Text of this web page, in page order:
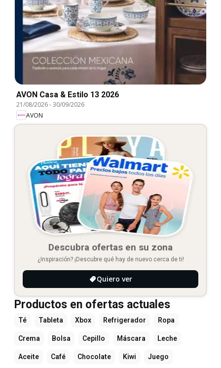
AVON Casa & Estilo 13 2026
21/08/2026-30/09/2026
AVON
Descubra ofertas en su zona
¿Inspiración? ¡Descubre qué hay de nuevo cerca de ti!
Quiero ver
Productos en ofertas actuales
Té Tableta Xbox Refrigerador Ropa
Crema Bolsa Cepillo Máscara Leche
Aceite Café Chocolate Kiwi Juego